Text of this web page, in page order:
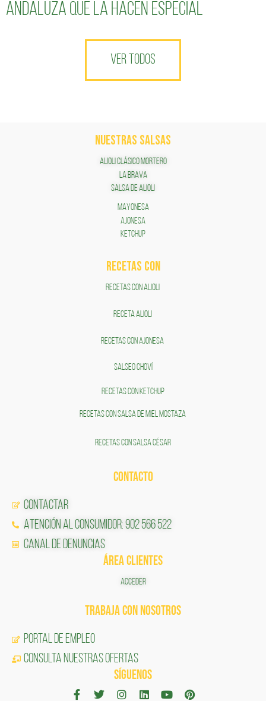
andaluza que la hacen especial
VER TODOS
NUESTRAS SALSAS
ALIOLI CLÁSICO MORTERO
LA BRAVA
SALSA DE ALIOLI
MAYONESA
AJONESA
KETCHUP
RECETAS COn
RECETAS CON ALIOLI
RECETA ALIOLI
RECETAS CON AJONESA
SALSEO CHOVÍ
RECETAS CON KETCHUP
RECETAS CON SALSA DE MIEL MOSTAZA
RECETAS CON SALSA CÉSAR
CONTACTO
Contactar
Atención al Consumidor: 902 566 522
Canal de Denuncias
ÁREA CLIENTES
ACCEDER
TRABAJA CON NOSOTROS
Portal de Empleo
CONSULTA NUESTRAS OFERTAS
SÍGUENOS